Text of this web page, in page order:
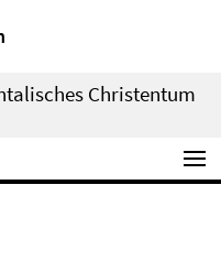
Christentum